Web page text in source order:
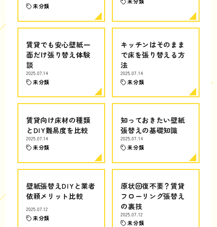
未分類
賃貸でも安心壁紙一
面だけ張り替え体験
談
2025.07.14
未分類
キッチンはそのまま
で床を張り替える方
法
2025.07.14
未分類
賃貸向け床材の種類
とDIY難易度を比較
2025.07.14
未分類
知っておきたい壁紙
張替えの基礎知識
2025.07.14
未分類
壁紙張替えDIYと業者
依頼メリット比較
2025.07.12
未分類
原状回復不要？賃貸
フローリング張替え
の裏技
2025.07.12
未分類